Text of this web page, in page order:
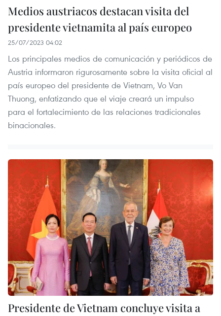
Medios austriacos destacan visita del
presidente vietnamita al país europeo
25/07/2023 04:02
Los principales medios de comunicación y periódicos de
Austria informaron rigurosamente sobre la visita oficial al
país europeo del presidente de Vietnam, Vo Van
Thuong, enfatizando que el viaje creará un impulso
para el fortalecimiento de las relaciones tradicionales
binacionales.
Presidente de Vietnam concluye visita a